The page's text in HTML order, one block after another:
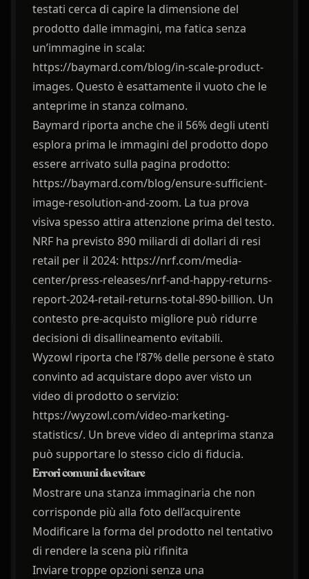
testati cerca di capire la dimensione del
prodotto dalle immagini, ma fatica senza
un’immagine in scala:
https://baymard.com/blog/in-scale-product-
images. Questo è esattamente il vuoto che le
anteprime in stanza colmano.
Baymard riporta anche che il 56% degli utenti
esplora prima le immagini del prodotto dopo
essere arrivato sulla pagina prodotto:
https://baymard.com/blog/ensure-sufficient-
image-resolution-and-zoom. La tua prova
visiva spesso attira attenzione prima del testo.
NRF ha previsto 890 miliardi di dollari di resi
retail per il 2024: https://nrf.com/media-
center/press-releases/nrf-and-happy-returns-
report-2024-retail-returns-total-890-billion. Un
contesto pre-acquisto migliore può ridurre
decisioni di disallineamento evitabili.
Wyzowl riporta che l’87% delle persone è stato
convinto ad acquistare dopo aver visto un
video di prodotto o servizio:
https://wyzowl.com/video-marketing-
statistics/. Un breve video di anteprima stanza
può supportare lo stesso ciclo di fiducia.
Errori comuni da evitare
Mostrare una stanza immaginaria che non
corrisponde più alla foto dell’acquirente
Modificare la forma del prodotto nel tentativo
di rendere la scena più rifinita
Inviare troppe opzioni senza una